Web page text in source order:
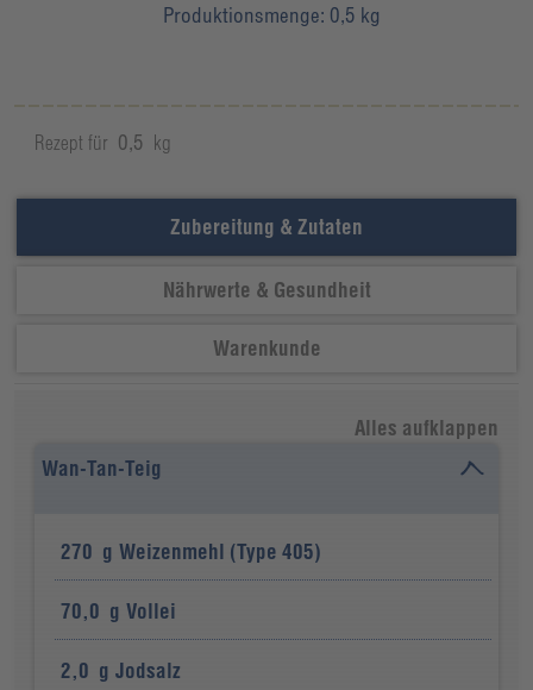
Produktionsmenge: 0,5 kg
Rezept für 0,5 kg
Zubereitung & Zutaten
Nährwerte & Gesundheit
Warenkunde
Alles aufklappen
Wan-Tan-Teig
270 g Weizenmehl (Type 405)
70,0 g Vollei
2,0 g Jodsalz